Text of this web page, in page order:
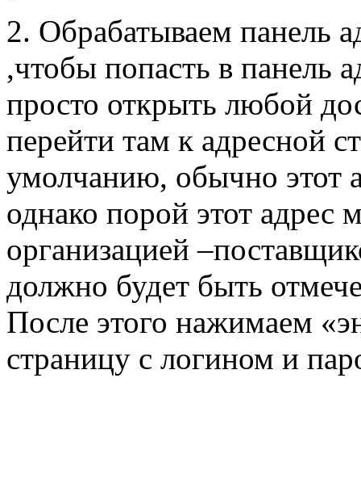
2. Обрабатываем панель
,чтобы попасть в панель
просто открыть любой
перейти там к адресной
умолчанию, обычно этот
однако порой этот адрес
организацией
должно будет быть
После этого нажимаем
страницу с логином и